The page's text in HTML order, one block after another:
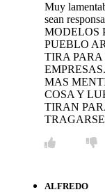
Muy
sean
MODELOS
PUEBLO
TIRA PARA
MAS
COSA Y
TIRAN
ALFREDO